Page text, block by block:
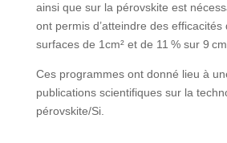
ainsi que sur la pérovskite est
ont permis d’atteindre des efficacités
surfaces de 1cm² et de 11 % sur 9
Ces programmes ont donné lieu à
publications scientifiques sur la
pérovskite/Si.